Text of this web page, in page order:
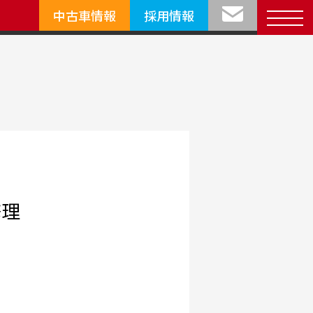
中古車情報 採用情報